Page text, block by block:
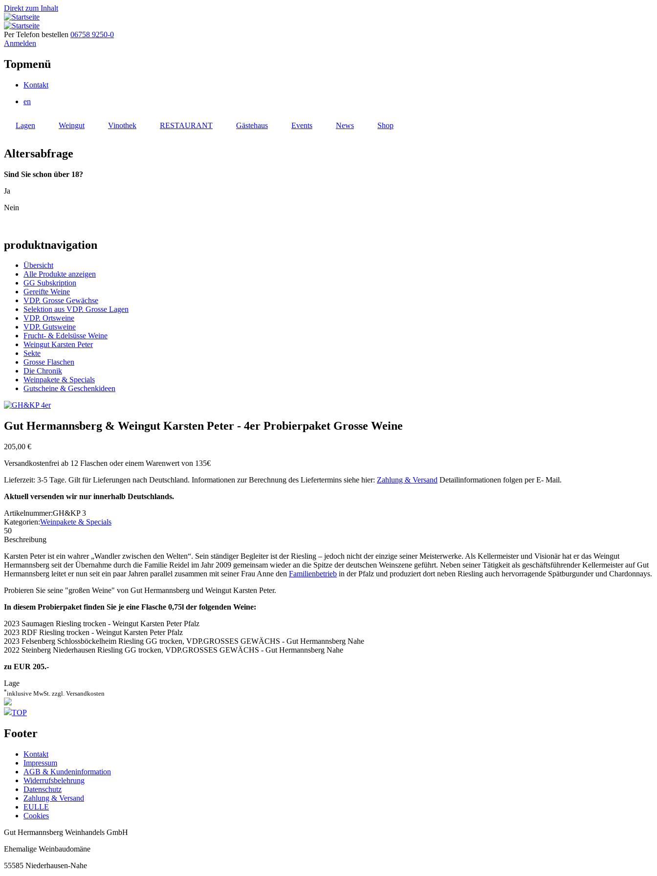
Direkt zum Inhalt
Per Telefon bestellen 06758 9250-0
Anmelden
Topmenü
Kontakt
en
Lagen Weingut Vinothek RESTAURANT Gästehaus Events News Shop
Altersabfrage
Sind Sie schon über 18?
Ja
Nein
produktnavigation
Übersicht
Alle Produkte anzeigen
GG Subskription
Gereifte Weine
VDP. Grosse Gewächse
Selektion aus VDP. Grosse Lagen
VDP. Ortsweine
VDP. Gutsweine
Frucht- & Edelsüsse Weine
Weingut Karsten Peter
Sekte
Grosse Flaschen
Die Chronik
Weinpakete & Specials
Gutscheine & Geschenkideen
Gut Hermannsberg & Weingut Karsten Peter - 4er Probierpaket Grosse Weine
205,00 €
Versandkostenfrei ab 12 Flaschen oder einem Warenwert von 135€
Lieferzeit: 3-5 Tage. Gilt für Lieferungen nach Deutschland. Informationen zur Berechnung des Liefertermins siehe hier: Zahlung & Versand Detailinformationen folgen per E- Mail.
Aktuell versenden wir nur innerhalb Deutschlands.
Artikelnummer:GH&KP 3
Kategorien:Weinpakete & Specials
50
Beschreibung
Karsten Peter ist ein wahrer „Wandler zwischen den Welten“. Sein ständiger Begleiter ist der Riesling – jedoch nicht der einzige seiner Meisterwerke. Als Kellermeister und Visionär hat er das Weingut
Hermannsberg seit der Übernahme durch die Familie Reidel im Jahr 2009 gemeinsam wieder an die Spitze der deutschen Weinszene geführt. Neben seiner Tätigkeit als geschäftsführender Kellermeister auf Gut
Hermannsberg leitet er nun seit ein paar Jahren parallel zusammen mit seiner Frau Anne den Familienbetrieb in der Pfalz und produziert dort neben Riesling auch hervorragende Spätburgunder und Chardonnays.
Probieren Sie seine "großen Weine" von Gut Hermannsberg und Weingut Karsten Peter.
In diesem Probierpaket finden Sie je eine Flasche 0,75l der folgenden Weine:
2023 Saumagen Riesling trocken - Weingut Karsten Peter Pfalz
2023 RDF Riesling trocken - Weingut Karsten Peter Pfalz
2023 Felsenberg Schlossböckelheim Riesling GG trocken, VDP.GROSSES GEWÄCHS - Gut Hermannsberg Nahe
2022 Steinberg Niederhausen Riesling GG trocken, VDP.GROSSES GEWÄCHS - Gut Hermannsberg Nahe
zu EUR 205.-
Lage
*inklusive MwSt. zzgl. Versandkosten
TOP
Footer
Kontakt
Impressum
AGB & Kundeninformation
Widerrufsbelehrung
Datenschutz
Zahlung & Versand
EULLE
Cookies
Gut Hermannsberg Weinhandels GmbH
Ehemalige Weinbaudomäne
55585 Niederhausen-Nahe